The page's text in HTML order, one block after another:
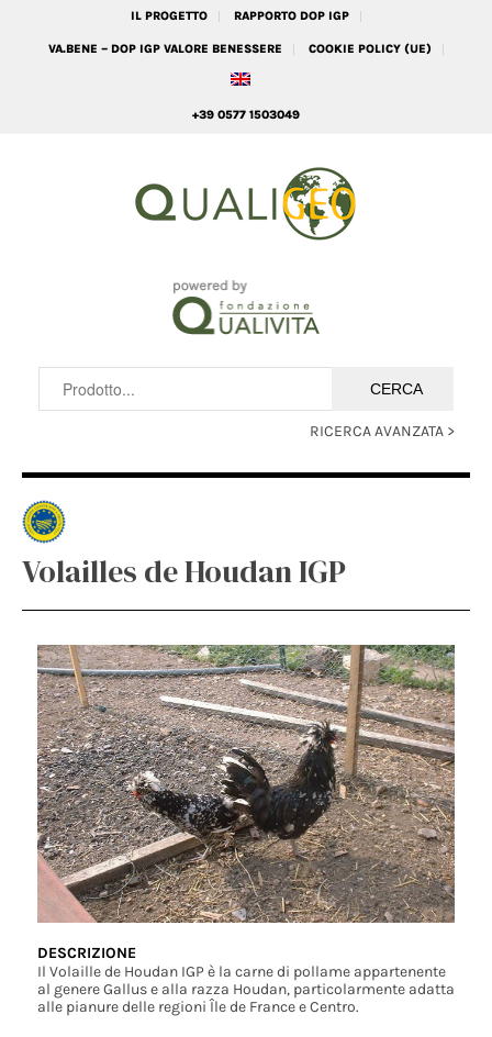
IL PROGETTO RAPPORTO DOP IGP
VA.BENE – DOP IGP VALORE BENESSERE COOKIE POLICY (UE)
+39 0577 1503049
RICERCA AVANZATA >
Volailles de Houdan IGP
DESCRIZIONE
Il Volaille de Houdan IGP è la carne di pollame appartenente
al genere Gallus e alla razza Houdan, particolarmente adatta
alle pianure delle regioni Île de France e Centro.